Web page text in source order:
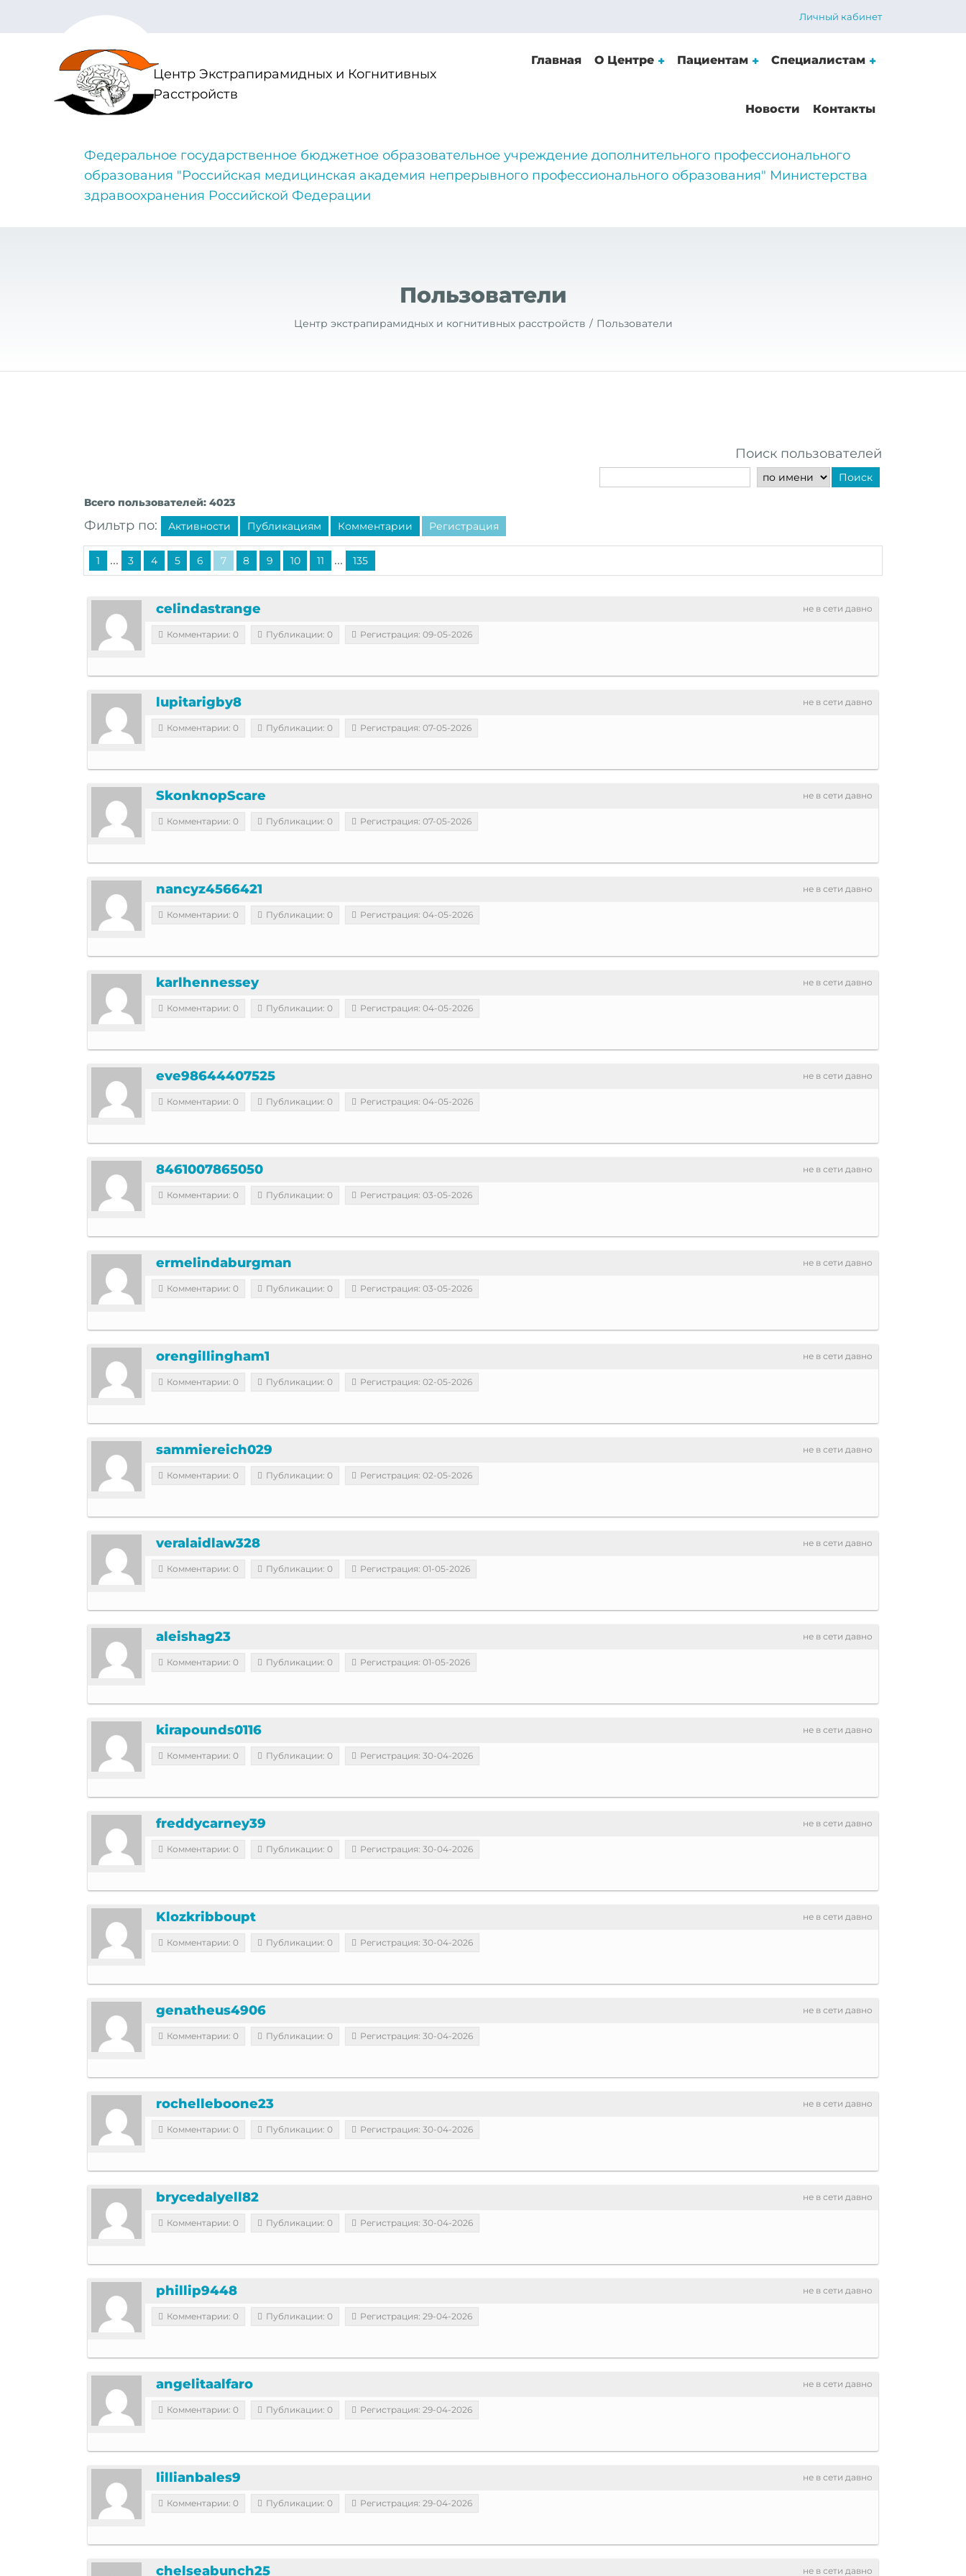
Личный кабинет
Центр Экстрапирамидных и Когнитивных
Расстройств
Главная О Центре Пациентам Специалистам
Новости Контакты
Федеральное государственное бюджетное образовательное учреждение дополнительного профессионального
образования "Российская медицинская академия непрерывного профессионального образования" Министерства
здравоохранения Российской Федерации
Пользователи
Центр экстрапирамидных и когнитивных расстройств Пользователи
Поиск пользователей
Поиск
Всего пользователей: 4023
Фильтр по: Активности Публикациям Комментарии Регистрация
1 ... 3 4 5 6 7 8 9 10 11 ... 135
не в сети давно
celindastrange
Комментарии: 0 Публикации: 0 Регистрация: 09-05-2026
не в сети давно
lupitarigby8
Комментарии: 0 Публикации: 0 Регистрация: 07-05-2026
не в сети давно
SkonknopScare
Комментарии: 0 Публикации: 0 Регистрация: 07-05-2026
не в сети давно
nancyz4566421
Комментарии: 0 Публикации: 0 Регистрация: 04-05-2026
не в сети давно
karlhennessey
Комментарии: 0 Публикации: 0 Регистрация: 04-05-2026
не в сети давно
eve98644407525
Комментарии: 0 Публикации: 0 Регистрация: 04-05-2026
не в сети давно
8461007865050
Комментарии: 0 Публикации: 0 Регистрация: 03-05-2026
не в сети давно
ermelindaburgman
Комментарии: 0 Публикации: 0 Регистрация: 03-05-2026
не в сети давно
orengillingham1
Комментарии: 0 Публикации: 0 Регистрация: 02-05-2026
не в сети давно
sammiereich029
Комментарии: 0 Публикации: 0 Регистрация: 02-05-2026
не в сети давно
veralaidlaw328
Комментарии: 0 Публикации: 0 Регистрация: 01-05-2026
не в сети давно
aleishag23
Комментарии: 0 Публикации: 0 Регистрация: 01-05-2026
не в сети давно
kirapounds0116
Комментарии: 0 Публикации: 0 Регистрация: 30-04-2026
не в сети давно
freddycarney39
Комментарии: 0 Публикации: 0 Регистрация: 30-04-2026
не в сети давно
Klozkribboupt
Комментарии: 0 Публикации: 0 Регистрация: 30-04-2026
не в сети давно
genatheus4906
Комментарии: 0 Публикации: 0 Регистрация: 30-04-2026
не в сети давно
rochelleboone23
Комментарии: 0 Публикации: 0 Регистрация: 30-04-2026
не в сети давно
brycedalyell82
Комментарии: 0 Публикации: 0 Регистрация: 30-04-2026
не в сети давно
phillip9448
Комментарии: 0 Публикации: 0 Регистрация: 29-04-2026
не в сети давно
angelitaalfaro
Комментарии: 0 Публикации: 0 Регистрация: 29-04-2026
не в сети давно
lillianbales9
Комментарии: 0 Публикации: 0 Регистрация: 29-04-2026
не в сети давно
chelseabunch25